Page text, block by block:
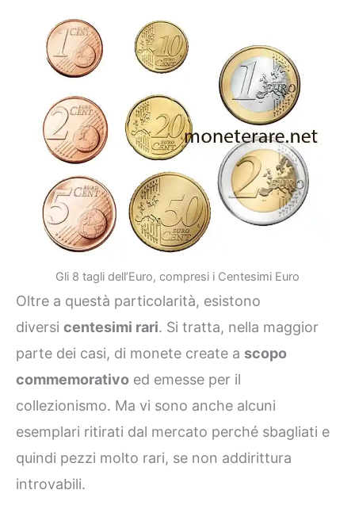
Gli 8 tagli dell’Euro, compresi i Centesimi Euro
Oltre a questà particolarità, esistono
diversi centesimi rari. Si tratta, nella maggior
parte dei casi, di monete create a scopo
commemorativo ed emesse per il
collezionismo. Ma vi sono anche alcuni
esemplari ritirati dal mercato perché sbagliati e
quindi pezzi molto rari, se non addirittura
introvabili.